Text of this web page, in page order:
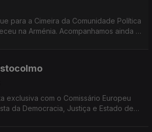
para a Cimeira da Comunidade Política
na Arménia. Acompanhamos ainda as
exclusiva com o Comissário Europeu
da Democracia, Justiça e Estado de